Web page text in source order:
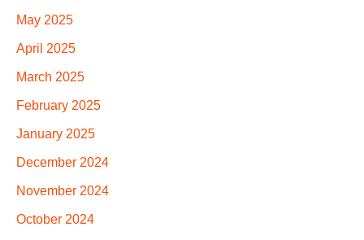
May 2025
April 2025
March 2025
February 2025
January 2025
December 2024
November 2024
October 2024